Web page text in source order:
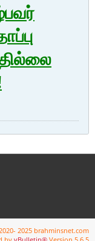
2025 brahminsnet.com